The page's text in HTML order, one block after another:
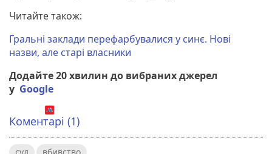
Читайте також:
Гральні заклади перефарбувалися у синє. Нові
назви, але старі власники
Додайте 20 хвилин до вибраних джерел
у Google
Коментарі (1)
суд вбивство